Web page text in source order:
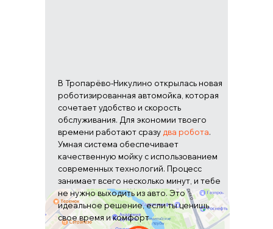
В Тропарёво-Никулино открылась новая
роботизированная автомойка, которая
сочетает удобство и скорость
обслуживания. Для экономии твоего
времени работают сразу два робота.
Умная система обеспечивает
качественную мойку с использованием
современных технологий. Процесс
занимает всего несколько минут, и тебе
не нужно выходить из авто. Это
идеальное решение, если ты ценишь
свое время и комфорт